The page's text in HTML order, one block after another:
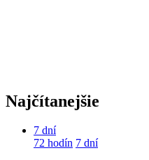
Najčítanejšie
7 dní
72 hodín 7 dní